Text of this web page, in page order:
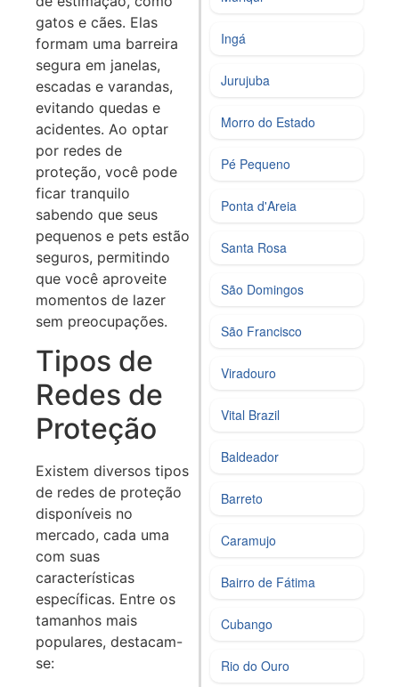
gatos e cães. Elas
formam uma barreira
segura em janelas,
escadas e varandas,
evitando quedas e
acidentes. Ao optar
por redes de
proteção, você pode
ficar tranquilo
sabendo que seus
pequenos e pets estão
seguros, permitindo
que você aproveite
momentos de lazer
sem preocupações.
Tipos de
Redes de
Proteção
Existem diversos tipos
de redes de proteção
disponíveis no
mercado, cada uma
com suas
características
específicas. Entre os
tamanhos mais
populares, destacam-
se:
Ingá
Jurujuba
Morro do Estado
Pé Pequeno
Ponta d'Areia
Santa Rosa
São Domingos
São Francisco
Viradouro
Vital Brazil
Baldeador
Barreto
Caramujo
Bairro de Fátima
Cubango
Rio do Ouro